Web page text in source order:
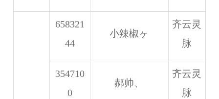
658321
44
小辣椒ヶ
齐云灵
脉
354710
0
郝帅、
齐云灵
脉